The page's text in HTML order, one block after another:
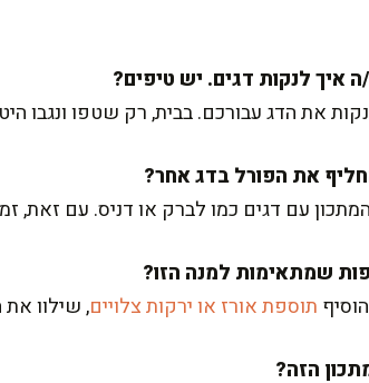
את הדג עבורכם. בבית, רק שטפו ונגבו
עם דגים כמו לברק או דניס. עם זאת,
תוספת אורז או ירקות צלויים, שילוו